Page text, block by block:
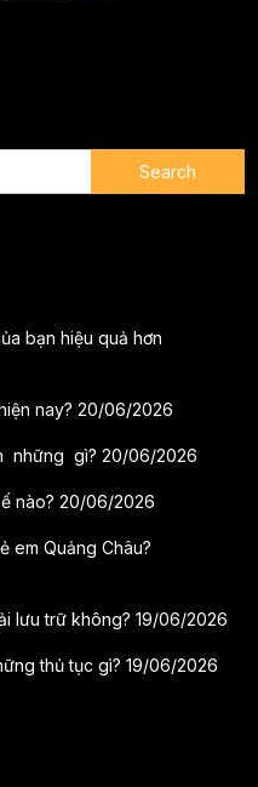
bạn hiệu quả hơn
nay? 20/06/2026
những gì? 20/06/2026
nào? 20/06/2026
em Quảng Châu?
lưu trữ không? 19/06/2026
thủ tục gì? 19/06/2026